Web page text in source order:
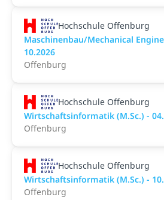
Hochschule Offenburg
Maschinenbau/Mechanical
10.2026
Offenburg
Hochschule Offenburg
Wirtschaftsinformatik (M.Sc.) -
Offenburg
Hochschule Offenburg
Wirtschaftsinformatik (M.Sc.) -
Offenburg